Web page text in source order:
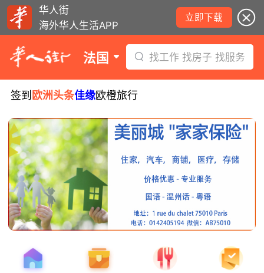
华人街
海外华人生活APP
立即下载
法国 找工作 找房子 找服务
签到 欧洲头条佳缘欧橙旅行